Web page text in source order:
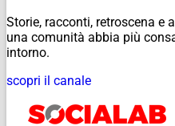
Storie, racconti, retroscena e
una comunità abbia più
intorno.
scopri il canale